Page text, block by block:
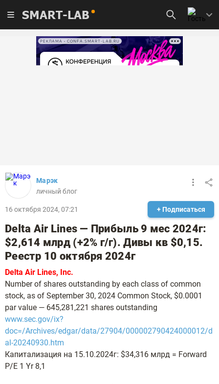
SMART-LAB
РЕКЛАМА • CONFA.SMART-LAB.RU
Марэк
личный блог
16 октября 2024, 07:21 + Подписаться
Delta Air Lines — Прибыль 9 мес 2024г:
$2,614 млрд (+2% г/г). Дивы кв $0,15.
Реестр 10 октября 2024г
Delta Air Lines, Inc.
Number of shares outstanding by each class of common
stock, as of September 30, 2024 Common Stock, $0.0001
par value — 645,281,221 shares outstanding
www.sec.gov/ix?
doc=/Archives/edgar/data/27904/000002790424000012/d
al-20240930.htm
Капитализация на 15.10.2024г: $34,316 млрд = Forward
P/E 1 Yr 8,1